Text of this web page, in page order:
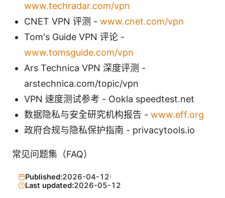
www.techradar.com/vpn
CNET VPN 评测 - www.cnet.com/vpn
Tom's Guide VPN 评论 -
www.tomsguide.com/vpn
Ars Technica VPN 深度评测 -
arstechnica.com/topic/vpn
VPN 速度测试参考 - Ookla speedtest.net
数据隐私与安全研究机构报告 - www.eff.org
政府合规与隐私保护指南 - privacytools.io
常见问题集（FAQ）
Published:2026-04-12·
Last updated:2026-05-12